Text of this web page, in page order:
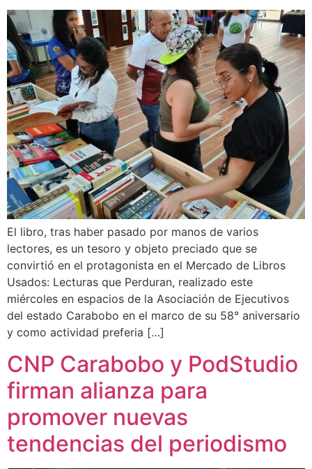
El libro, tras haber pasado por manos de varios
lectores, es un tesoro y objeto preciado que se
convirtió en el protagonista en el Mercado de Libros
Usados: Lecturas que Perduran, realizado este
miércoles en espacios de la Asociación de Ejecutivos
del estado Carabobo en el marco de su 58° aniversario
y como actividad preferia […]
CNP Carabobo y PodStudio
firman alianza para
promover nuevas
tendencias del periodismo